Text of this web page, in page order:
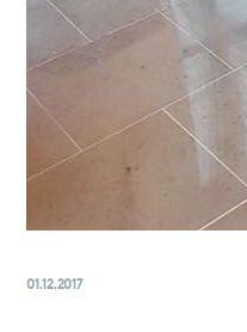
01.12.2017